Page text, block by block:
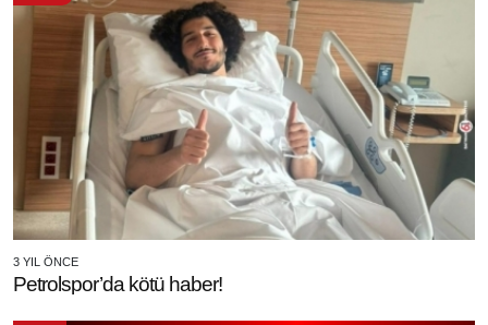
3 YIL ÖNCE
Petrolspor’da kötü haber!